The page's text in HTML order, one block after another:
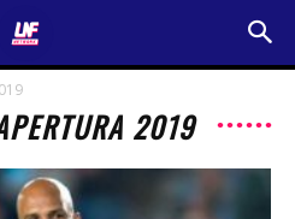
2019